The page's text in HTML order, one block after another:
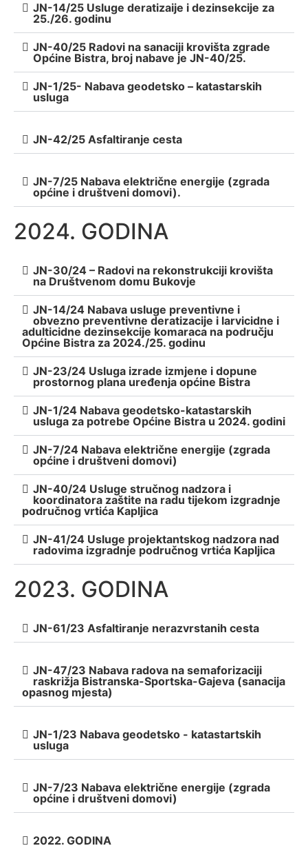
JN-14/25 Usluge deratizaije i dezinsekcije za
25./26. godinu
JN-40/25 Radovi na sanaciji krovišta zgrade
Općine Bistra, broj nabave je JN-40/25.
JN-1/25- Nabava geodetsko – katastarskih
usluga
JN-42/25 Asfaltiranje cesta
JN-7/25 Nabava električne energije (zgrada
općine i društveni domovi).
2024. GODINA
JN-30/24 – Radovi na rekonstrukciji krovišta
na Društvenom domu Bukovje
JN-14/24 Nabava usluge preventivne i
obvezno preventivne deratizacije i larvicidne i
adulticidne dezinsekcije komaraca na području
Općine Bistra za 2024./25. godinu
JN-23/24 Usluga izrade izmjene i dopune
prostornog plana uređenja općine Bistra
JN-1/24 Nabava geodetsko-katastarskih
usluga za potrebe Općine Bistra u 2024. godini
JN-7/24 Nabava električne energije (zgrada
općine i društveni domovi)
JN-40/24 Usluge stručnog nadzora i
koordinatora zaštite na radu tijekom izgradnje
područnog vrtića Kapljica
JN-41/24 Usluge projektantskog nadzora nad
radovima izgradnje područnog vrtića Kapljica
2023. GODINA
JN-61/23 Asfaltiranje nerazvrstanih cesta
JN-47/23 Nabava radova na semaforizaciji
raskrižja Bistranska-Sportska-Gajeva (sanacija
opasnog mjesta)
JN-1/23 Nabava geodetsko - katastartskih
usluga
JN-7/23 Nabava električne energije (zgrada
općine i društveni domovi)
2022. GODINA